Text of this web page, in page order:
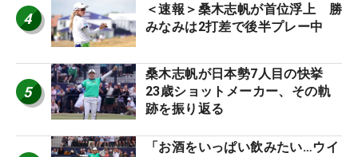
4
＜速報＞桑木志帆が首位浮上 勝
みなみは2打差で後半プレー中
5
桑木志帆が日本勢7人目の快挙
23歳ショットメーカー、その軌
跡を振り返る
「お酒をいっぱい飲みたい…ウイ